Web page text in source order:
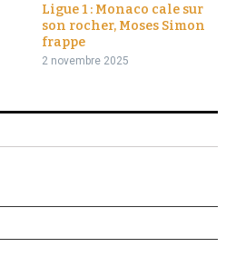
Ligue 1 : Monaco cale sur
son rocher, Moses Simon
frappe
2 novembre 2025